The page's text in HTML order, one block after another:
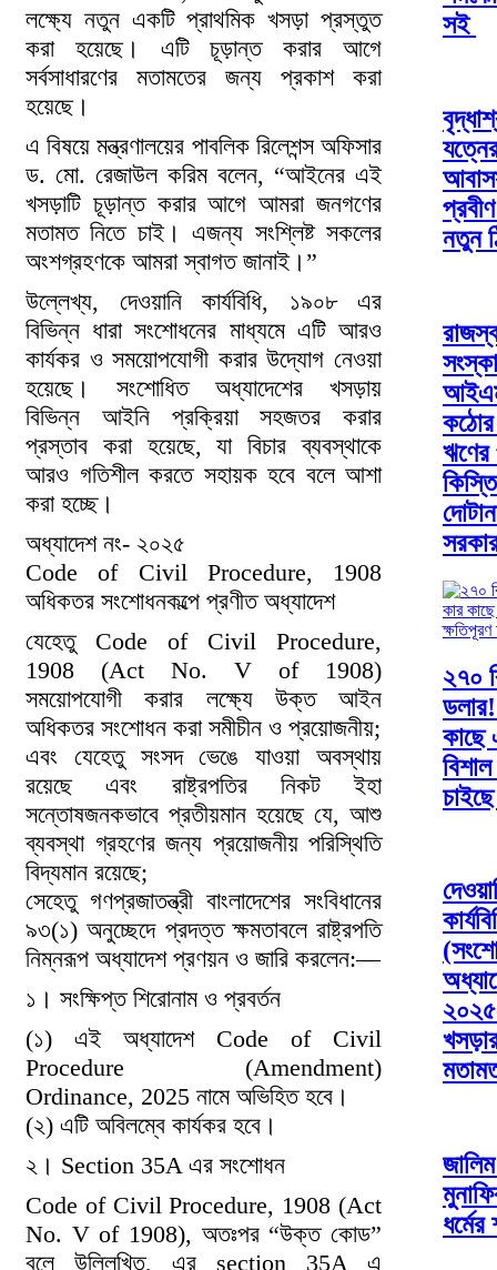
লক্ষ্যে নতুন একটি প্রাথমিক খসড়া প্রস্তুত
করা হয়েছে। এটি চূড়ান্ত করার আগে
সর্বসাধারণের মতামতের জন্য প্রকাশ করা
হয়েছে।
এ বিষয়ে মন্ত্রণালয়ের পাবলিক রিলেশন্স অফিসার
ড. মো. রেজাউল করিম বলেন, “আইনের এই
খসড়াটি চূড়ান্ত করার আগে আমরা জনগণের
মতামত নিতে চাই। এজন্য সংশ্লিষ্ট সকলের
অংশগ্রহণকে আমরা স্বাগত জানাই।”
উল্লেখ্য, দেওয়ানি কার্যবিধি, ১৯০৮ এর
বিভিন্ন ধারা সংশোধনের মাধ্যমে এটি আরও
কার্যকর ও সময়োপযোগী করার উদ্যোগ নেওয়া
হয়েছে। সংশোধিত অধ্যাদেশের খসড়ায়
বিভিন্ন আইনি প্রক্রিয়া সহজতর করার
প্রস্তাব করা হয়েছে, যা বিচার ব্যবস্থাকে
আরও গতিশীল করতে সহায়ক হবে বলে আশা
করা হচ্ছে।
অধ্যাদেশ নং- ২০২৫
Code of Civil Procedure, 1908
অধিকতর সংশোধনকল্পে প্রণীত অধ্যাদেশ
যেহেতু Code of Civil Procedure,
1908 (Act No. V of 1908)
সময়োপযোগী করার লক্ষ্যে উক্ত আইন
অধিকতর সংশোধন করা সমীচীন ও প্রয়োজনীয়;
এবং যেহেতু সংসদ ভেঙে যাওয়া অবস্থায়
রয়েছে এবং রাষ্ট্রপতির নিকট ইহা
সন্তোষজনকভাবে প্রতীয়মান হয়েছে যে, আশু
ব্যবস্থা গ্রহণের জন্য প্রয়োজনীয় পরিস্থিতি
বিদ্যমান রয়েছে;
সেহেতু গণপ্রজাতন্ত্রী বাংলাদেশের সংবিধানের
৯৩(১) অনুচ্ছেদে প্রদত্ত ক্ষমতাবলে রাষ্ট্রপতি
নিম্নরূপ অধ্যাদেশ প্রণয়ন ও জারি করলেন:—
১। সংক্ষিপ্ত শিরোনাম ও প্রবর্তন
(১) এই অধ্যাদেশ Code of Civil
Procedure (Amendment)
Ordinance, 2025 নামে অভিহিত হবে।
(২) এটি অবিলম্বে কার্যকর হবে।
২। Section 35A এর সংশোধন
Code of Civil Procedure, 1908 (Act
No. V of 1908), অতঃপর “উক্ত কোড”
বলে উল্লিখিত, এর section 35A এ
সই
নতুন
কঠোর
ঋণের
২৭০
কাছে